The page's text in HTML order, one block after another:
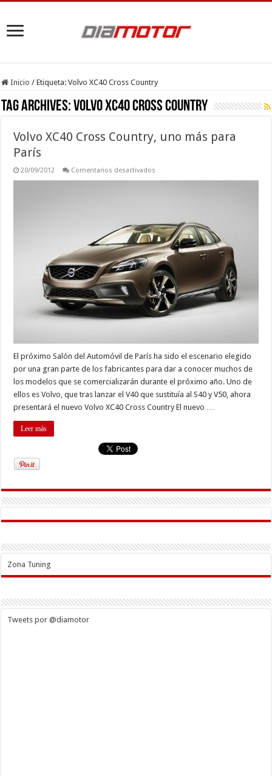
Inicio / Etiqueta:Volvo XC40 Cross Country
Tag Archives:Volvo XC40 Cross Country
Volvo XC40 Cross Country, uno más para
París
20/09/2012 Comentarios desactivados
para
París
El próximo Salón del Automóvil de París ha sido el escenario elegido
por una gran parte de los fabricantes para dar a conocer muchos de
los modelos que se comercializarán durante el próximo año. Uno de
ellos es Volvo, que tras lanzar el V40 que sustituía al S40 y V50, ahora
presentará el nuevo Volvo XC40 Cross Country El nuevo …
Leer más
Zona Tuning
Tweets por @diamotor